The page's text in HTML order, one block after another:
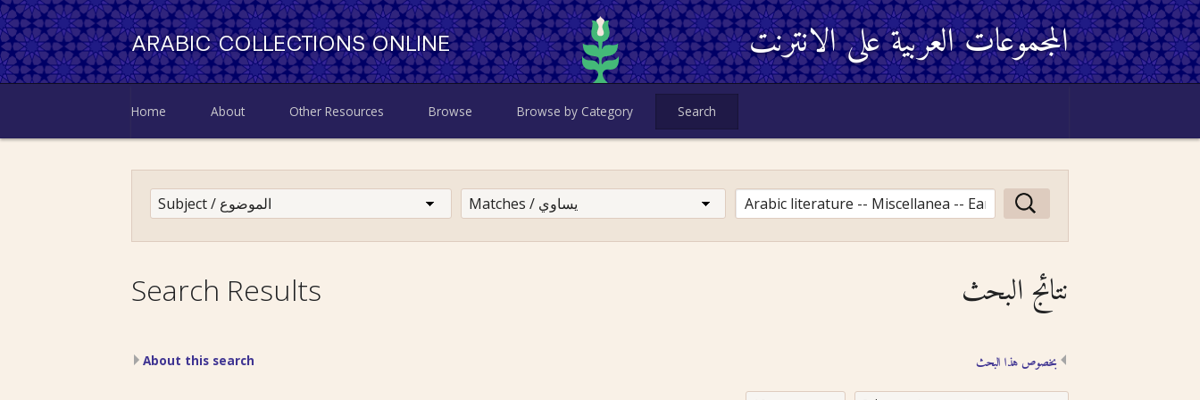
ARABIC COLLECTIONS ONLINE المجموعات العربية على الانترنت
Home About Other Resources Browse Browse by Category Search
Search Results نتائج البحث
About this search بخصوص هذا البحث